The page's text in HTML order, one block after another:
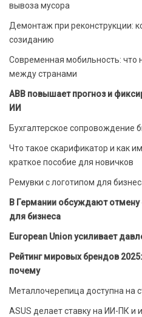
вывоза мусора
Демонтаж при реконструкции:
созиданию
Современная мобильность: что
между странами
ABB повышает прогноз и
ИИ
Бухгалтерское сопровождение
Что такое скарификатор и как
краткое пособие для новичков
Ремувки с логотипом для
В Германии обсуждают
для бизнеса
European Union усиливает
Рейтинг мировых брендов
почему
Металлочерепица доступна на
ASUS делает ставку на ИИ-ПК и